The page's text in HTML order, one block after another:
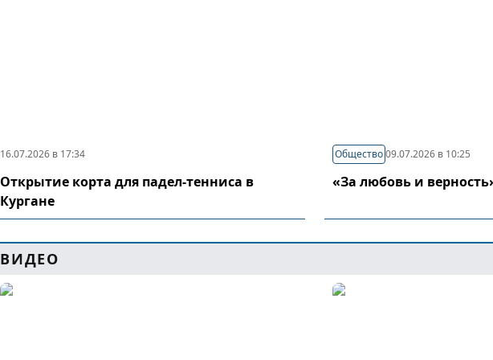
16.07.2026 в 17:34
Открытие корта для падел-тенниса в
Кургане
Общество 09.07.2026 в 10:25
«За любовь и
ВИДЕО